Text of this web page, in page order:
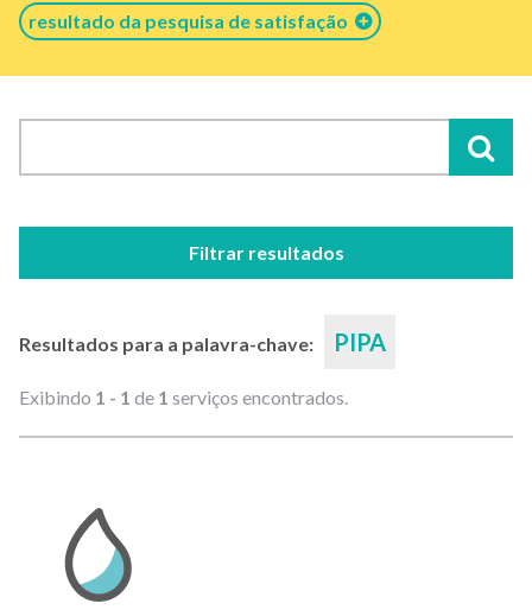
resultado da pesquisa de satisfação
Filtrar resultados
Resultados para a palavra-chave: PIPA
Exibindo 1 - 1 de 1 serviços encontrados.